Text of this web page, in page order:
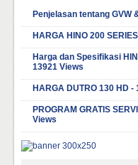
Penjelasan tentang GVW
HARGA HINO 200
Harga dan Spesifikasi
13921 Views
HARGA DUTRO 130 HD -
PROGRAM GRATIS
Views